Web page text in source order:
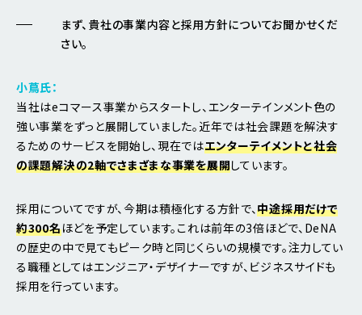
まず、貴社の事業内容と採用方針についてお聞かせくだ
さい。
小蔦氏：
当社はeコマース事業からスタートし、エンターテインメント色の
強い事業をずっと展開していました。近年では社会課題を解決す
るためのサービスを開始し、現在ではエンターテイメントと社会
の課題解決の2軸でさまざまな事業を展開しています。
採用についてですが、今期は積極化する方針で、中途採用だけで
約300名ほどを予定しています。これは前年の3倍ほどで、DeNA
の歴史の中で見てもピーク時と同じくらいの規模です。注力してい
る職種としてはエンジニア・デザイナーですが、ビジネスサイドも
採用を行っています。